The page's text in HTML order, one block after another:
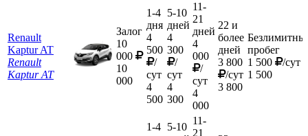
Renault
Kaptur AT
Renault
Kaptur AT
Залог
10
000
10
000
1-4
дня
4
500
/
сут
4
500
5-10
дней
4
300
/
сут
4
300
11-
21
дней
4
000
/
сут
4
000
22 и
более
дней
3 800
/сут
3 800
пробег
1 500
/сут
1 500
1-4 5-10
11-
21